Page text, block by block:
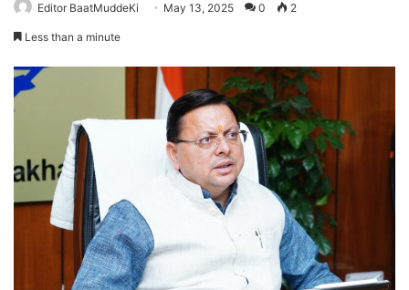
Editor BaatMuddeKi May 13, 2025 0 2
Less than a minute